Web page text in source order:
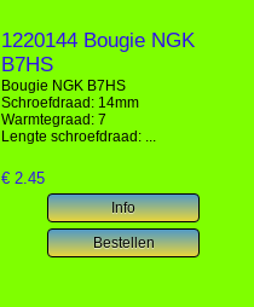
1220144 Bougie NGK
B7HS
Bougie NGK B7HS
Schroefdraad: 14mm
Warmtegraad: 7
Lengte schroefdraad: ...
€ 2.45